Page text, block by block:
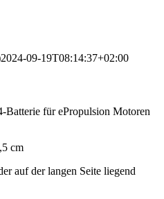
2024-09-19T08:14:37+02:00
Batterie für ePropulsion Motoren
cm
auf der langen Seite liegend